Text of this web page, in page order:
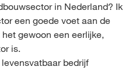
in Nederland? Ik
een goede voet aan de
gewoon een eerlijke,
is.
bedrijf